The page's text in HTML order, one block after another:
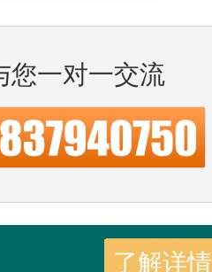
您一对一交流
了解详情